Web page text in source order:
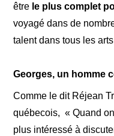
être le plus complet
voyagé dans de
talent dans tous les
Georges, un homme
Comme le dit Réjean
québecois, « Quand
plus intéressé à